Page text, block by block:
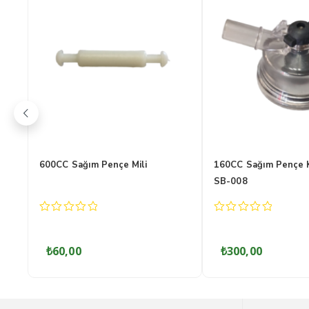
160CC Sağım Pençe Kelebeği
5₺60,00
160CC Sağım
SB-017
5₺300,00